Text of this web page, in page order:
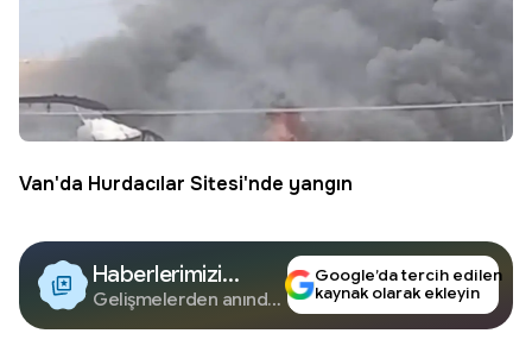
Van'da Hurdacılar Sitesi'nde yangın
Haberlerimizi
Google'da Takip
Edin
Gelişmelerden anında
Google’da tercih edilen
kaynak olarak ekleyin